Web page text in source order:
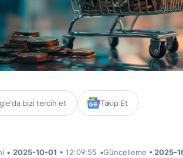
bizi tercih et Takip Et
• 2025-10-01 • 12:09:55 •Güncelleme • 2025-